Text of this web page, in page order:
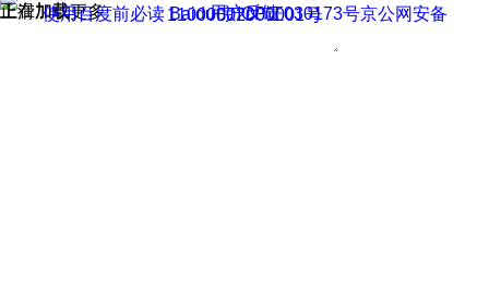
正在加载
上滑加载更多 用户反馈
使用百度前必读 Baidu 京ICP证030173号
京公网安备11000002000001号